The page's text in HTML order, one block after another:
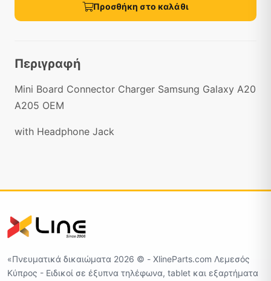
Προσθήκη στο καλάθι
Περιγραφή
Mini Board Connector Charger Samsung Galaxy A20
A205 OEM
with Headphone Jack
«Πνευματικά δικαιώματα 2026 ©️ - XlineParts.com Λεμεσός
Κύπρος - Ειδικοί σε έξυπνα τηλέφωνα, tablet και εξαρτήματα